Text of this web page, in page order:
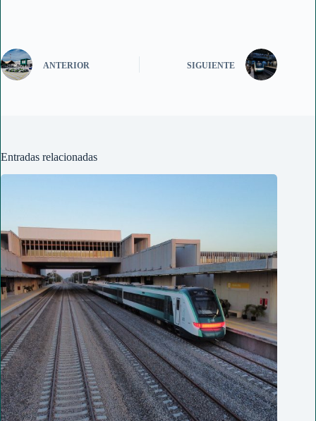
ANTERIOR SIGUIENTE
Entradas relacionadas